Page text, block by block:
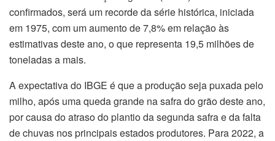
confirmados, será um recorde da série histórica, iniciada
em 1975, com um aumento de 7,8% em relação às
estimativas deste ano, o que representa 19,5 milhões de
toneladas a mais.
A expectativa do IBGE é que a produção seja puxada pelo
milho, após uma queda grande na safra do grão deste ano,
por causa do atraso do plantio da segunda safra e da falta
de chuvas nos principais estados produtores. Para 2022, a